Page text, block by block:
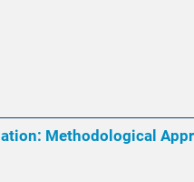
Methodological